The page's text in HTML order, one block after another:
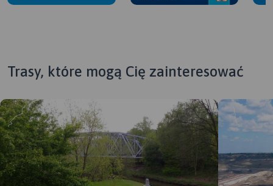
MAPA TURYSTYCZNA W
Trasy, które mogą Cię zainteresować